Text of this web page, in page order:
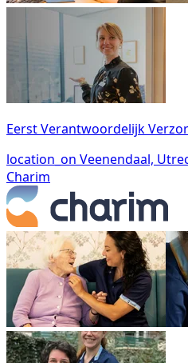
Eerst Verantwoordelijk
location_on Veenendaal,
Charim